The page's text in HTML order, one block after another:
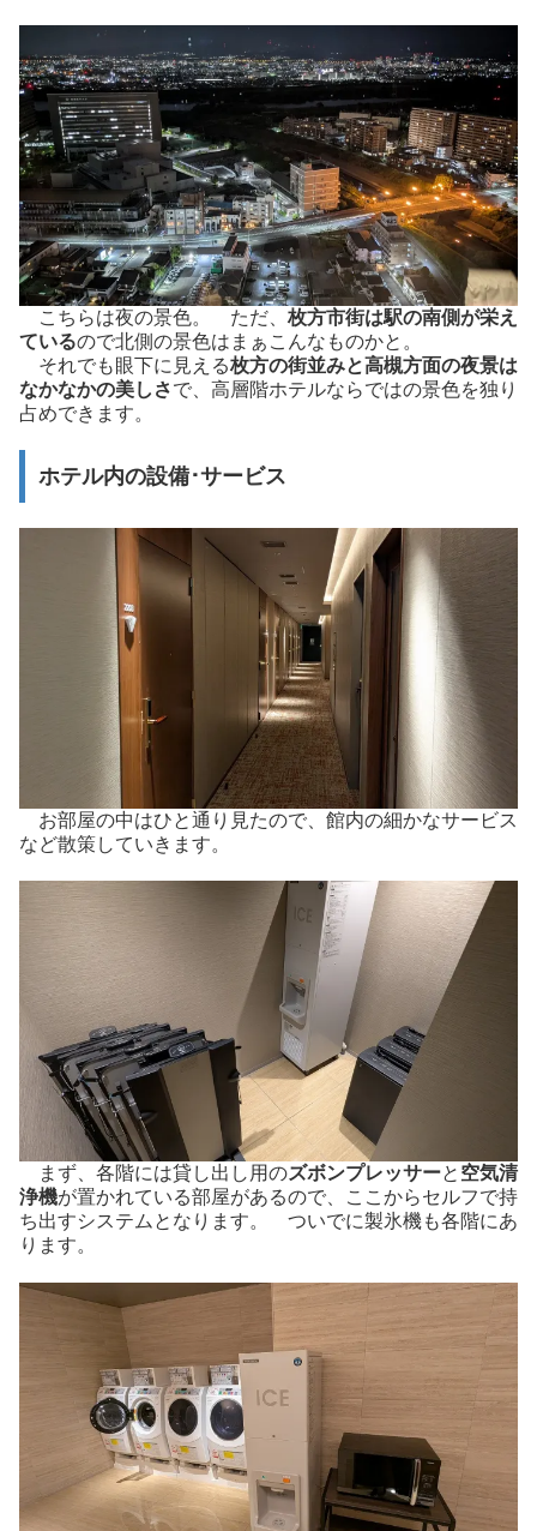
こちらは夜の景色。 ただ、 枚方市街は駅の南側が栄え
ているので北側の景色はまぁこんなものかと。
それでも眼下に見える枚方の街並みと高槻方面の夜景は
なかなかの美しさで、高層階ホテルならではの景色を独り
占めできます。
ホテル内の設備･サービス
お部屋の中はひと通り見たので、館内の細かなサービス
など散策していきます。
まず、各階には貸し出し用のズボンプレッサーと 空気清
浄機が置かれている部屋があるので、ここからセルフで持
ち出すシステムとなります。 ついでに製氷機も各階にあ
ります。